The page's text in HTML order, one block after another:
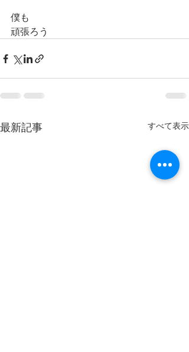
僕も
頑張ろう
最新記事 すべて表示